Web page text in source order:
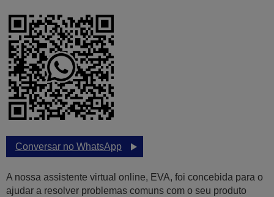
Conversar no WhatsApp
A nossa assistente virtual online, EVA, foi concebida para o
ajudar a resolver problemas comuns com o seu produto